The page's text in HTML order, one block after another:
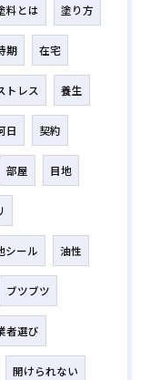
料とは 塗り方
期 在宅
トレス 養生
日 契約
部屋 目地
シール 油性
ブツブツ
者選び
開けられない